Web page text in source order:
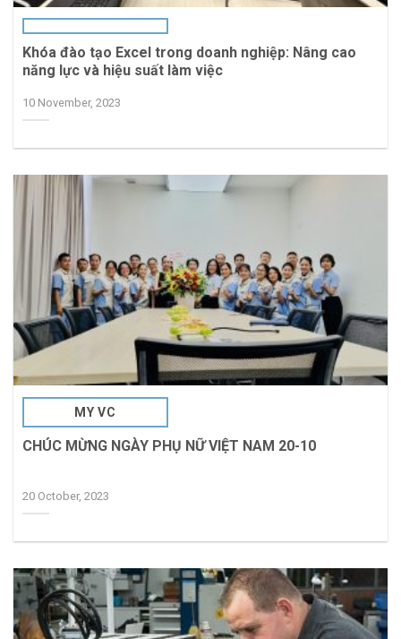
Khóa đào tạo Excel trong doanh nghiệp: Nâng cao
năng lực và hiệu suất làm việc
10 November, 2023
MY VC
CHÚC MỪNG NGÀY PHỤ NỮ VIỆT NAM 20-10
20 October, 2023